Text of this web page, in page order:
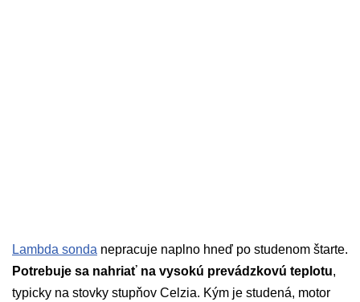
Lambda sonda nepracuje naplno hneď po studenom štarte.
Potrebuje sa nahriať na vysokú prevádzkovú teplotu,
typicky na stovky stupňov Celzia. Kým je studená, motor